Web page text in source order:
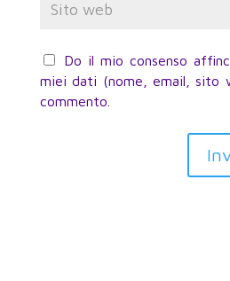
Do il mio consenso
miei dati (nome, email, sito
commento.